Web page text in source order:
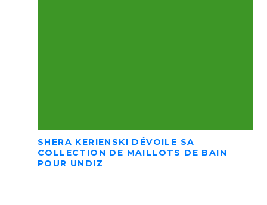
SHERA KERIENSKI DÉVOILE SA
COLLECTION DE MAILLOTS DE BAIN
POUR UNDIZ